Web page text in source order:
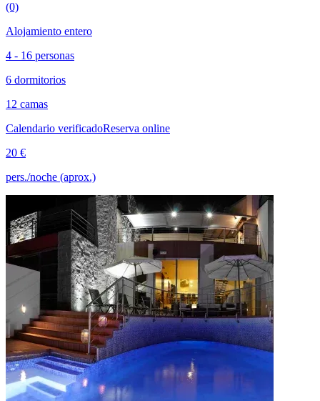
(0)
Alojamiento entero
4 - 16 personas
6 dormitorios
12 camas
Calendario verificadoReserva online
20 €
pers./noche (aprox.)